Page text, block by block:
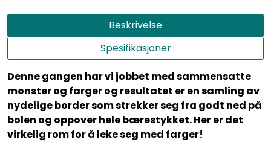
Beskrivelse
Spesifikasjoner
Denne gangen har vi jobbet med sammensatte
mønster og farger og resultatet er en samling av
nydelige border som strekker seg fra godt ned på
bolen og oppover hele bærestykket. Her er det
virkelig rom for å leke seg med farger!